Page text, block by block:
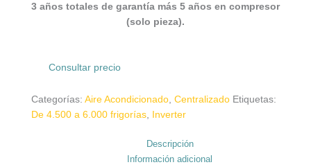
3 años totales de garantía más 5 años en compresor
(solo pieza).
Consultar precio
Categorías: Aire Acondicionado Centralizado Etiquetas:
De 4.500 a 6.000 frigorías
Inverter
Descripción
Información adicional